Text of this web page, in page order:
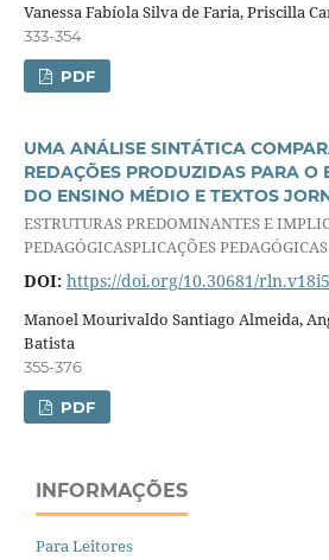
Vanessa Fabíola Silva de Faria, Priscilla
333-354
PDF
UMA ANÁLISE SINTÁTICA
REDAÇÕES PRODUZIDAS PARA O
DO ENSINO MÉDIO E TEXTOS
ESTRUTURAS PREDOMINANTES E
PEDAGÓGICASPLICAÇÕES PEDAGÓGICAS
DOI: https://doi.org/10.30681/
Manoel Mourivaldo Santiago Almeida,
Batista
355-376
PDF
INFORMAÇÕES
Para Leitores